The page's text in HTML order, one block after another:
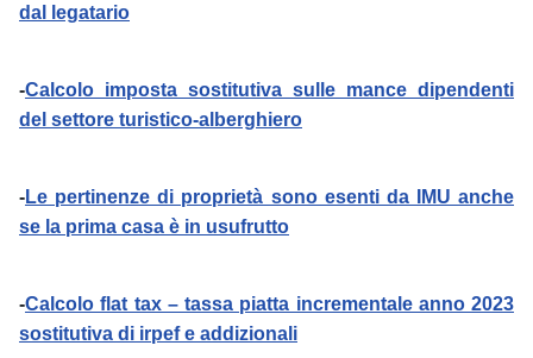
dal legatario
-Calcolo imposta sostitutiva sulle mance dipendenti
del settore turistico-alberghiero
-Le pertinenze di proprietà sono esenti da IMU anche
se la prima casa è in usufrutto
-Calcolo flat tax – tassa piatta incrementale anno 2023
sostitutiva di irpef e addizionali